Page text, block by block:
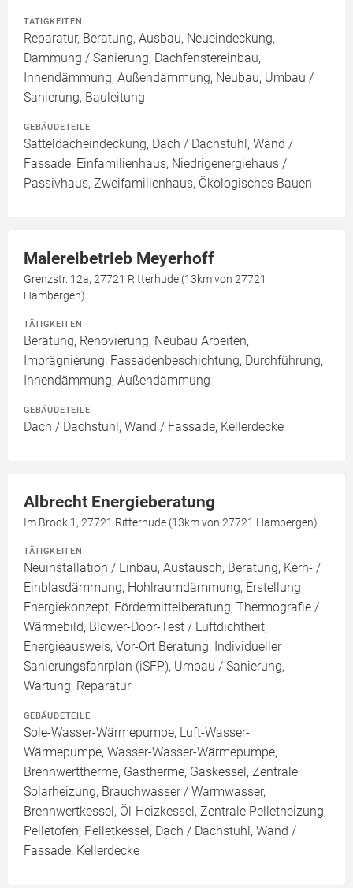
TÄTIGKEITEN
Reparatur, Beratung, Ausbau, Neueindeckung,
Dämmung / Sanierung, Dachfenstereinbau,
Innendämmung, Außendämmung, Neubau, Umbau /
Sanierung, Bauleitung
GEBÄUDETEILE
Satteldacheindeckung, Dach / Dachstuhl, Wand /
Fassade, Einfamilienhaus, Niedrigenergiehaus /
Passivhaus, Zweifamilienhaus, Ökologisches Bauen
Malereibetrieb Meyerhoff
Grenzstr. 12a, 27721 Ritterhude (13km von 27721
Hambergen)
TÄTIGKEITEN
Beratung, Renovierung, Neubau Arbeiten,
Imprägnierung, Fassadenbeschichtung, Durchführung,
Innendämmung, Außendämmung
GEBÄUDETEILE
Dach / Dachstuhl, Wand / Fassade, Kellerdecke
Albrecht Energieberatung
Im Brook 1, 27721 Ritterhude (13km von 27721 Hambergen)
TÄTIGKEITEN
Neuinstallation / Einbau, Austausch, Beratung, Kern- /
Einblasdämmung, Hohlraumdämmung, Erstellung
Energiekonzept, Fördermittelberatung, Thermografie /
Wärmebild, Blower-Door-Test / Luftdichtheit,
Energieausweis, Vor-Ort Beratung, Individueller
Sanierungsfahrplan (iSFP), Umbau / Sanierung,
Wartung, Reparatur
GEBÄUDETEILE
Sole-Wasser-Wärmepumpe, Luft-Wasser-
Wärmepumpe, Wasser-Wasser-Wärmepumpe,
Brennwerttherme, Gastherme, Gaskessel, Zentrale
Solarheizung, Brauchwasser / Warmwasser,
Brennwertkessel, Öl-Heizkessel, Zentrale Pelletheizung,
Pelletofen, Pelletkessel, Dach / Dachstuhl, Wand /
Fassade, Kellerdecke